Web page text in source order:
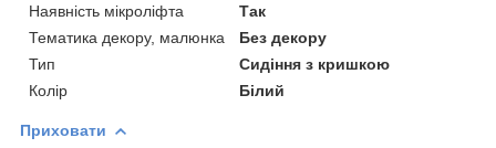
Наявність мікроліфта
Так
Тематика декору, малюнка
Без декору
Тип
Сидіння з кришкою
Колір
Білий
Приховати